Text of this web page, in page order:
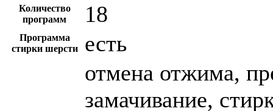
Количество
программ
18
Программа
стирки шерсти
есть
отмена отжима,
замачивание,